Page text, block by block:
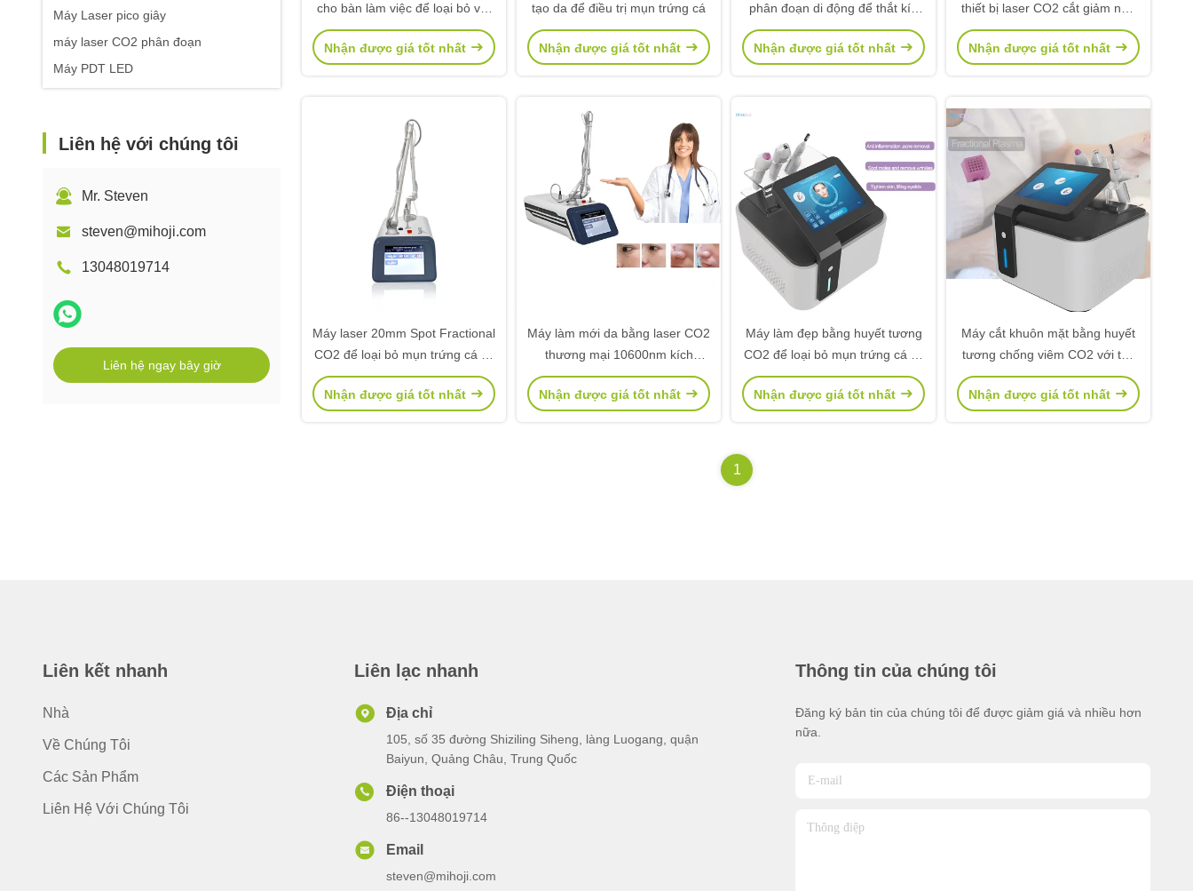
Máy Laser pico giây
máy laser CO2 phân đoạn
Máy PDT LED
Liên hệ với chúng tôi
Mr. Steven
steven@mihoji.com
13048019714
Liên hệ ngay bây giờ
cho bàn làm việc để loại bỏ vết
sẹo
Nhận được giá tốt nhất
tạo da để điều trị mụn trứng cá
Nhận được giá tốt nhất
phân đoạn di động để thắt kín
âm đạo
Nhận được giá tốt nhất
thiết bị laser CO2 cắt giảm nếp
nhăn và sửa chữa vết sẹo
Nhận được giá tốt nhất
Máy laser 20mm Spot Fractional
CO2 để loại bỏ mụn trứng cá và
trẻ hóa da
Nhận được giá tốt nhất
Máy làm mới da bằng laser CO2
thương mại 10600nm kích
thước điểm điều chỉnh
Nhận được giá tốt nhất
Máy làm đẹp bằng huyết tương
CO2 để loại bỏ mụn trứng cá và
khử trùng
Nhận được giá tốt nhất
Máy cắt khuôn mặt bằng huyết
tương chống viêm CO2 với tay
cầm phân đoạn
Nhận được giá tốt nhất
1
Liên kết nhanh
Nhà
Về Chúng Tôi
Các Sản Phẩm
Liên Hệ Với Chúng Tôi
Liên lạc nhanh
Địa chỉ
105, số 35 đường Shiziling Siheng, làng Luogang, quận
Baiyun, Quảng Châu, Trung Quốc
Điện thoại
86--13048019714
Email
steven@mihoji.com
Thông tin của chúng tôi
Đăng ký bản tin của chúng tôi để được giảm giá và nhiều hơn
nữa.